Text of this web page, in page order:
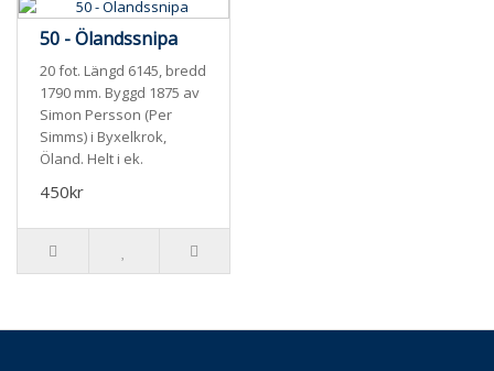
50 - Ölandssnipa
20 fot. Längd 6145, bredd
1790 mm. Byggd 1875 av
Simon Persson (Per
Simms) i Byxelkrok,
Öland. Helt i ek.
450kr